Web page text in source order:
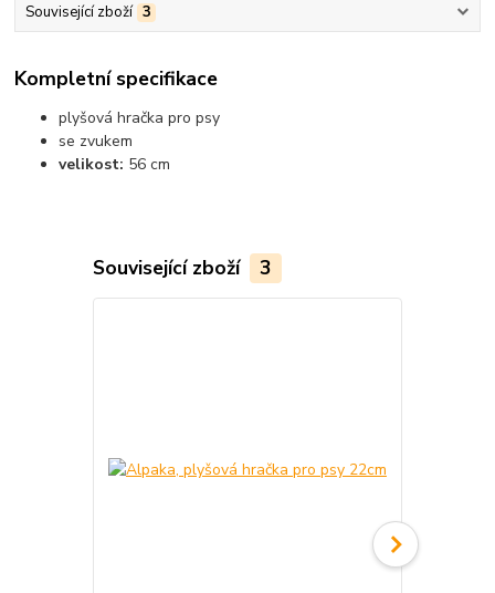
Související zboží 3
Kompletní specifikace
plyšová hračka pro psy
se zvukem
velikost: 56 cm
Související zboží 3